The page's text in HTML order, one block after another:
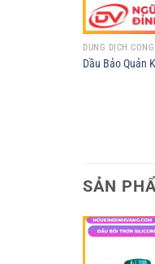
DUNG DỊCH
Dầu Bảo Quản
SẢN